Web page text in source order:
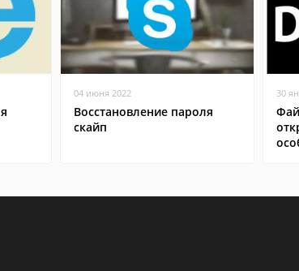
04 июня 2022
Восстановление пароля
скайп
30